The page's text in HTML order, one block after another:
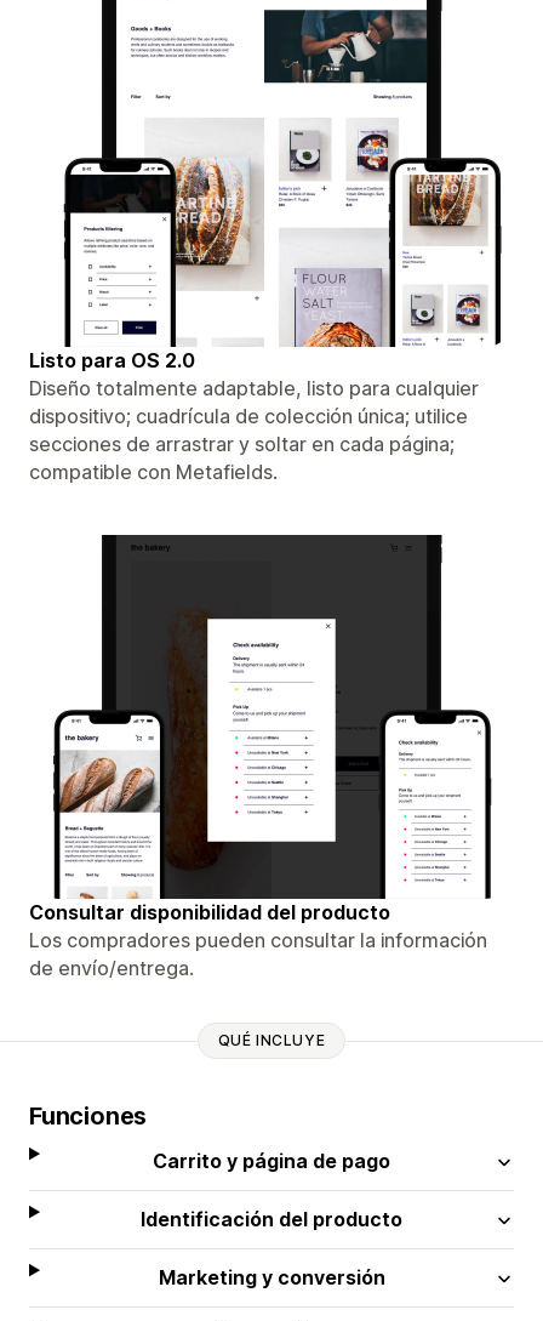
Listo para OS 2.0
Diseño totalmente adaptable, listo para cualquier
dispositivo; cuadrícula de colección única; utilice
secciones de arrastrar y soltar en cada página;
compatible con Metafields.
Consultar disponibilidad del producto
Los compradores pueden consultar la información
de envío/entrega.
QUÉ INCLUYE
Funciones
Carrito y página de pago
Identificación del producto
Marketing y conversión